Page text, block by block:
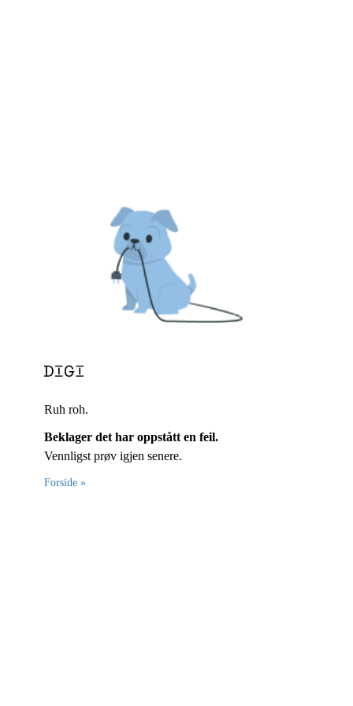
Ruh roh.
Beklager det har oppstått en feil.
Vennligst prøv igjen senere.
Forside »